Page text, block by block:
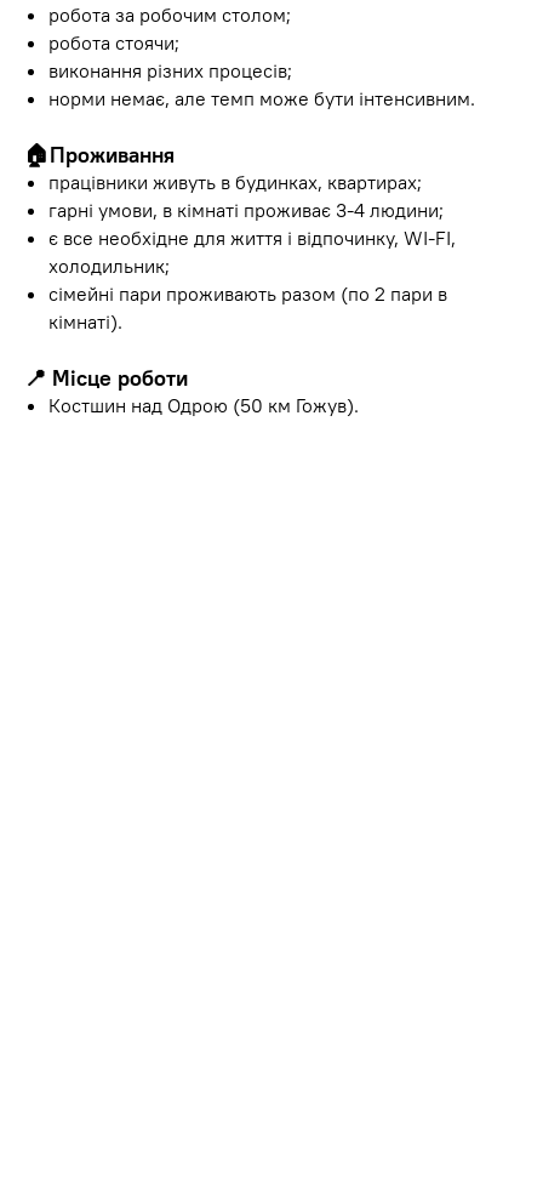
робота за робочим столом;
робота стоячи;
виконання різних процесів;
норми немає, але темп може бути інтенсивним.
🏠Проживання
працівники живуть в будинках, квартирах;
гарні умови, в кімнаті проживає 3-4 людини;
є все необхідне для життя і відпочинку, WI-FI,
холодильник;
сімейні пари проживають разом (по 2 пари в
кімнаті).
📍 Місце роботи
Костшин над Одрою (50 км Гожув).